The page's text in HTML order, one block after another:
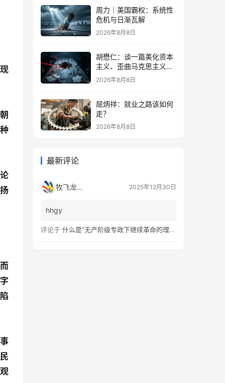
周力｜美国霸权：系统性
危机与日渐瓦解
2026年8月8日
胡懋仁：谈一篇美化资本
主义、歪曲马克思主义的
奇文
2026年8月8日
屈炳祥：就业之路该如何
走？
2026年8月8日
最新评论
牧飞龙ae 2025年12月30日
hhgy
评论于 什么是“无产阶级专政下继续革命的理论”？